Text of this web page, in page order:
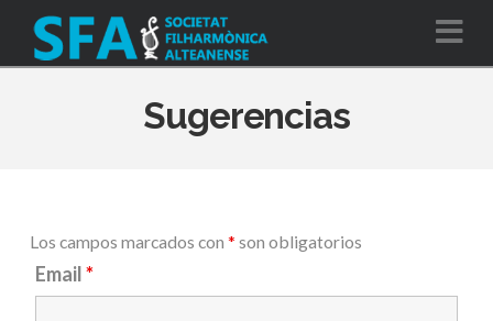
Sugerencias
Los campos marcados con * son obligatorios
Email*